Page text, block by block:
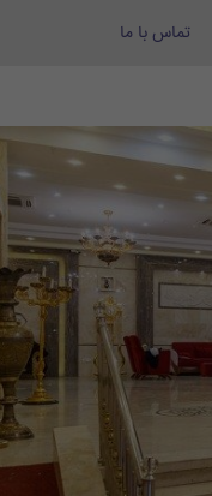
تماس با ما